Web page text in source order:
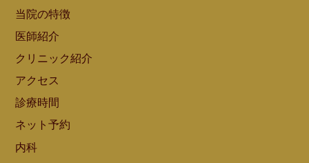
当院の特徴
医師紹介
クリニック紹介
アクセス
診療時間
ネット予約
内科